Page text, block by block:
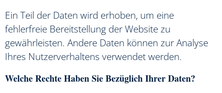
Ein Teil der Daten wird erhoben, um eine
fehlerfreie Bereitstellung der Website zu
gewährleisten. Andere Daten können zur Analyse
Ihres Nutzerverhaltens verwendet werden.
Welche Rechte Haben Sie Bezüglich Ihrer Daten?